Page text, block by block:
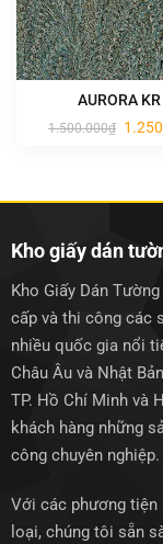
AURORA
1.500.000₫ Giá
Kho giấy dán
Kho Giấy Dán
cấp và thi công các
nhiều quốc gia nổi
Châu Âu và Nhật
TP. Hồ Chí Minh và
khách hàng những
công chuyên nghiệp.
Với các phương tiện
loại, chúng tôi sẵn